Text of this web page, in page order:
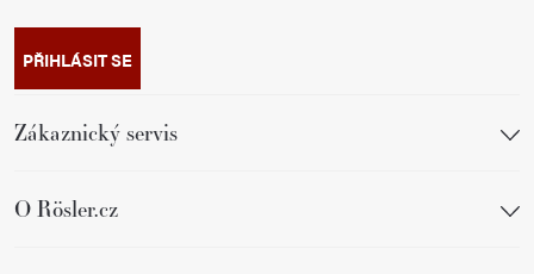
PŘIHLÁSIT SE
Zákaznický servis
O Rösler.cz